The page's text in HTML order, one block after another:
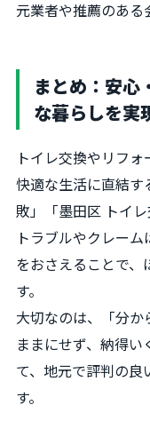
元業者や推薦のある
まとめ：安心
な暮らしを実
トイレ交換やリフ
快適な生活に直結す
敗」「墨田区 トイ
トラブルやクレー
をおさえることで、
す。
大切なのは、「分
ままにせず、納得
て、地元で評判の
す。